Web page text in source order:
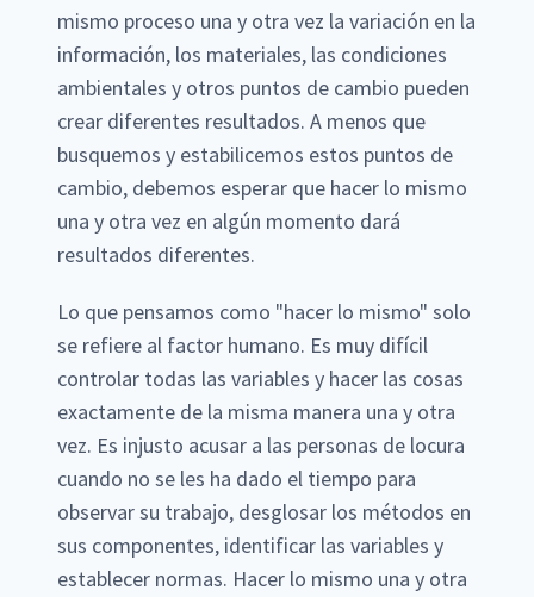
mismo proceso una y otra vez la variación en la
información, los materiales, las condiciones
ambientales y otros puntos de cambio pueden
crear diferentes resultados. A menos que
busquemos y estabilicemos estos puntos de
cambio, debemos esperar que hacer lo mismo
una y otra vez en algún momento dará
resultados diferentes.
Lo que pensamos como "hacer lo mismo" solo
se refiere al factor humano. Es muy difícil
controlar todas las variables y hacer las cosas
exactamente de la misma manera una y otra
vez. Es injusto acusar a las personas de locura
cuando no se les ha dado el tiempo para
observar su trabajo, desglosar los métodos en
sus componentes, identificar las variables y
establecer normas. Hacer lo mismo una y otra